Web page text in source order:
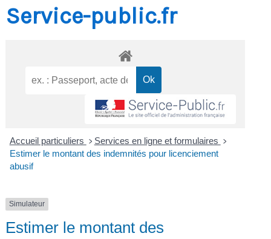
Service-public.fr
Accueil particuliers > Services en ligne et formulaires >
Estimer le montant des indemnités pour licenciement
abusif
Simulateur
Estimer le montant des